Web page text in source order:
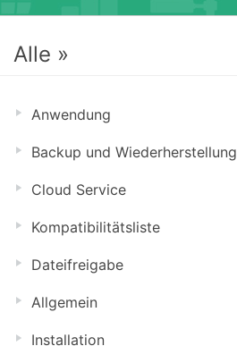
Alle »
Anwendung
Backup und Wiederherstellung
Cloud Service
Kompatibilitätsliste
Dateifreigabe
Allgemein
Installation